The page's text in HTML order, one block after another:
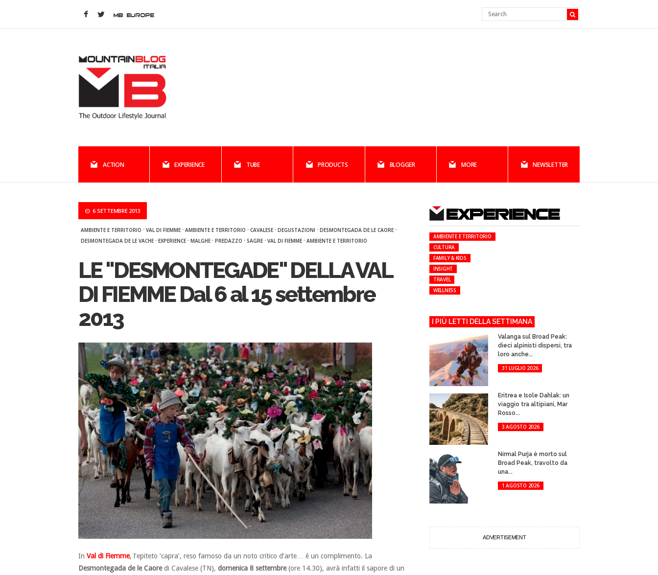
MB EUROPE
ACTION EXPERIENCE TUBE PRODUCTS BLOGGER MORE NEWSLETTER
6 SETTEMBRE 2013
AMBIENTE E TERRITORIO · VAL DI FIEMME · AMBIENTE E TERRITORIO · CAVALESE · DEGUSTAZIONI · DESMONTEGADA DE LE CAORE ·
DESMONTEGADA DE LE VACHE · EXPERIENCE · MALGHE · PREDAZZO · SAGRE · VAL DI FIEMME · AMBIENTE E TERRITORIO
LE "DESMONTEGADE" DELLA VAL
DI FIEMME Dal 6 al 15 settembre
2013
In Val di Fiemme, l’epiteto ‘capra’, reso famoso da un noto critico d’arte… è un complimento. La
Desmontegada de le Caoredi Cavalese (TN), domenica 8 settembre(ore 14.30), avrà infatti il sapore di un
EXPERIENCE
AMBIENTE E TERRITORIO
CULTURA
FAMILY & KIDS
INSIGHT
TRAVEL
WELLNESS
I PIÙ LETTI DELLA SETTIMANA
Valanga sul Broad Peak:
dieci alpinisti dispersi, tra
loro anche...
31 LUGLIO 2026
Eritrea e Isole Dahlak: un
viaggio tra altipiani, Mar
Rosso...
3 AGOSTO 2026
Nirmal Purja è morto sul
Broad Peak, travolto da
una...
1 AGOSTO 2026
ADVERTISEMENT